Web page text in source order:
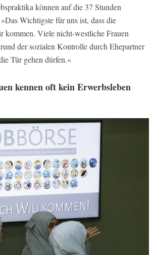
können auf die 37 Stunden
Wichtigste für uns ist, dass die
kommen. Viele nicht-westliche Frauen
der sozialen Kontrolle durch Ehepartner
Tür gehen dürfen.«
kennen oft kein Erwerbsleben